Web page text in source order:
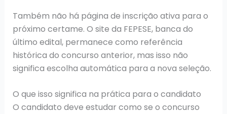
Também não há página de inscrição ativa para o
próximo certame. O site da FEPESE, banca do
último edital, permanece como referência
histórica do concurso anterior, mas isso não
significa escolha automática para a nova seleção.
O que isso significa na prática para o candidato
O candidato deve estudar como se o concurso